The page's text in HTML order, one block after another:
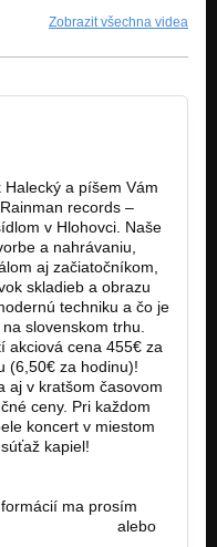
Zobrazit všechna videa
a píšem Vám
records –
v Hlohovci. Naše
a nahrávaniu,
aj začiatočníkom,
skladieb a obrazu
techniku a čo je
slovenskom trhu.
akciová cena 455€ za
(6,50€ za hodinu)!
aj v kratšom časovom
ceny. Pri každom
koncert v miestom
kapiel!
ma prosím
alebo